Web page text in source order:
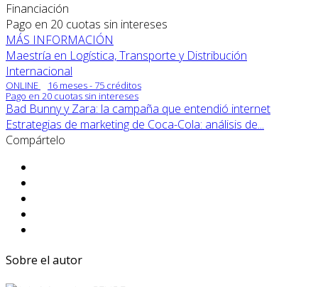
Financiación
Pago en 20 cuotas sin intereses
MÁS INFORMACIÓN
Maestría en Logística, Transporte y Distribución
Internacional
ONLINE
16 meses - 75 créditos
Pago en 20 cuotas sin intereses
Bad Bunny y Zara: la campaña que entendió internet
Estrategias de marketing de Coca-Cola: análisis de...
Compártelo
Sobre el autor